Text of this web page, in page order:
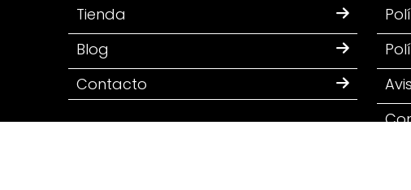
Tienda
Blog
Contacto